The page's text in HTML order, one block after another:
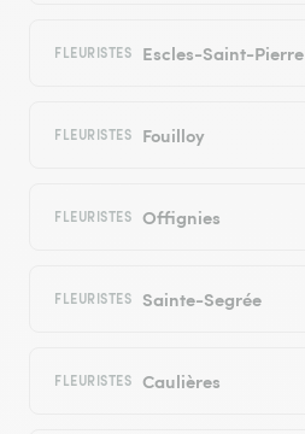
FLEURISTES Escles-Saint-Pierre
FLEURISTES Fouilloy
FLEURISTES Offignies
FLEURISTES Sainte-Segrée
FLEURISTES Caulières